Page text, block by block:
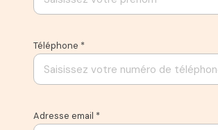
Téléphone *
Adresse email *